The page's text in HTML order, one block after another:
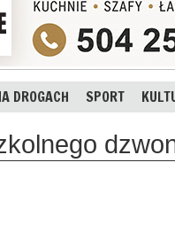
DROGACH SPORT